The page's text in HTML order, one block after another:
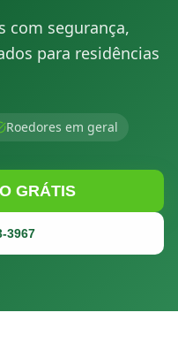
com segurança,
para residências
Roedores em geral
GRÁTIS
3967